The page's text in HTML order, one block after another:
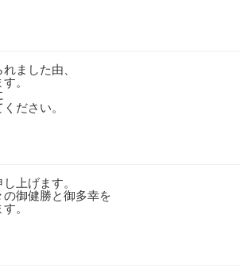
ました由、
。
ださい。
上げます。
御健勝と御多幸を
。